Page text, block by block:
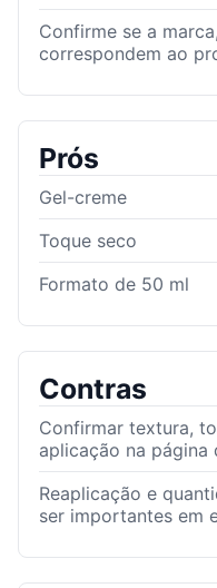
Confirme se a
correspondem ao
Prós
Gel-creme
Toque seco
Formato de 50 ml
Contras
Confirmar textura,
aplicação na página
Reaplicação e
ser importantes em